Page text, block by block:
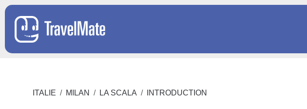
ITALIE MILAN LA SCALA INTRODUCTION